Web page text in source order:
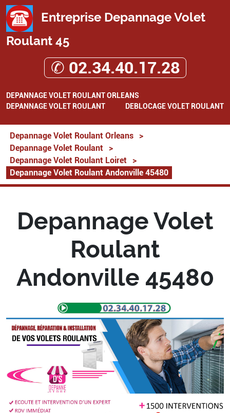
Entreprise Depannage Volet
Roulant 45
✆ 02.34.40.17.28
DEPANNAGE VOLET ROULANT ORLEANS
DEPANNAGE VOLET ROULANT
DEBLOCAGE VOLET ROULANT
Depannage Volet Roulant Orleans
>
Depannage Volet Roulant
>
Depannage Volet Roulant Loiret
>
Depannage Volet Roulant Andonville 45480
Depannage Volet
Roulant
Andonville 45480